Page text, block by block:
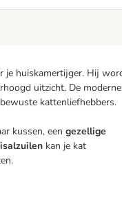
je huiskamertijger. Hij
uitzicht. De moderne
kattenliefhebbers.
kussen, een gezellige
kan je kat